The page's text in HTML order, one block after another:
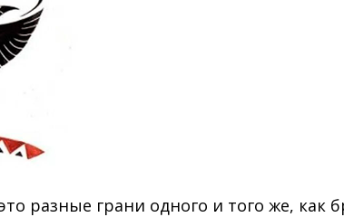
разные грани одного и того же, как